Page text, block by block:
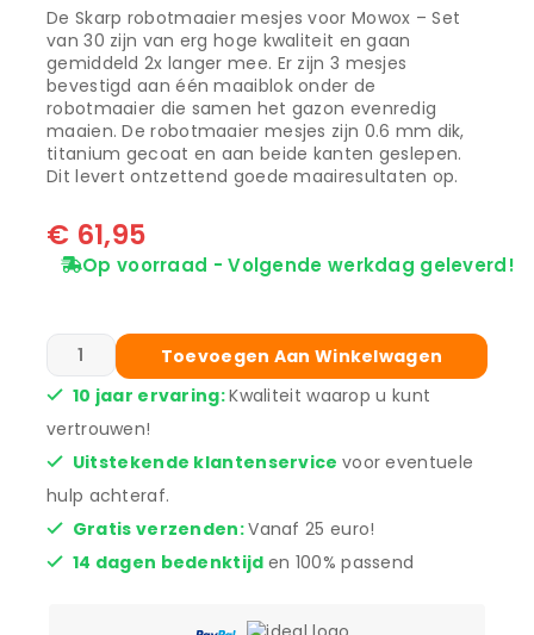
De Skarp robotmaaier mesjes voor Mowox – Set
van 30 zijn van erg hoge kwaliteit en gaan
gemiddeld 2x langer mee. Er zijn 3 mesjes
bevestigd aan één maaiblok onder de
robotmaaier die samen het gazon evenredig
maaien. De robotmaaier mesjes zijn 0.6 mm dik,
titanium gecoat en aan beide kanten geslepen.
Dit levert ontzettend goede maairesultaten op.
€ 61,95
Op voorraad - Volgende werkdag geleverd!
Toevoegen Aan Winkelwagen
10 jaar ervaring:Kwaliteit waarop u kunt
vertrouwen!
Uitstekende klantenservice voor eventuele
hulp achteraf.
Gratis verzenden:Vanaf 25 euro!
14 dagen bedenktijd en 100% passend